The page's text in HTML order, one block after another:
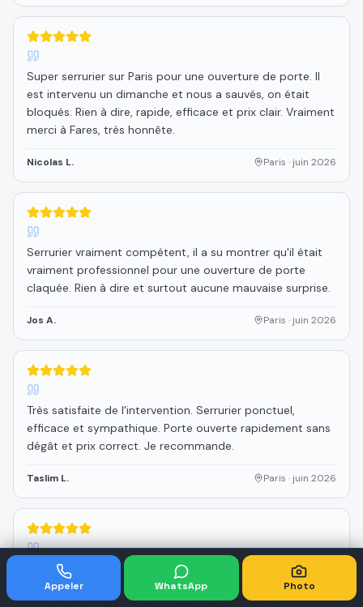
5étoiles sur 5
Super serrurier sur Paris pour une ouverture de porte. Il
est intervenu un dimanche et nous a sauvés, on était
bloqués. Rien à dire, rapide, efficace et prix clair. Vraiment
merci à Fares, très honnête.
Nicolas L. Paris · juin 2026
5étoiles sur 5
Serrurier vraiment compétent, il a su montrer qu'il était
vraiment professionnel pour une ouverture de porte
claquée. Rien à dire et surtout aucune mauvaise surprise.
Jos A. Paris · juin 2026
5étoiles sur 5
Très satisfaite de l'intervention. Serrurier ponctuel,
efficace et sympathique. Porte ouverte rapidement sans
dégât et prix correct. Je recommande.
Taslim L. Paris · juin 2026
5étoiles sur 5
Très satisfait de l'intervention. Serrurier professionnel,
rapide et efficace. Travail réalisé avec soin et sérieux.
Personne agréable, à l'écoute et de bon conseil.
Appeler WhatsApp Photo